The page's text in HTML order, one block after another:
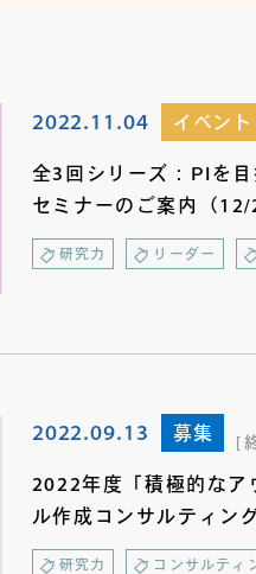
2022.11.04 イベント
全3回シリーズ：PIを
セミナーのご案内（
研究力 リーダー
2022.09.13 募集
2022年度「積極的なア
ル作成コンサルティン
研究力 コンサルティ